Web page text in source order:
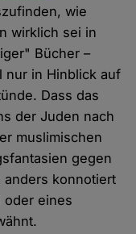
wie
wirklich sei in
Bücher –
nur in Hinblick auf
Dass das
der Juden nach
muslimischen
gegen
anders konnotiert
oder eines